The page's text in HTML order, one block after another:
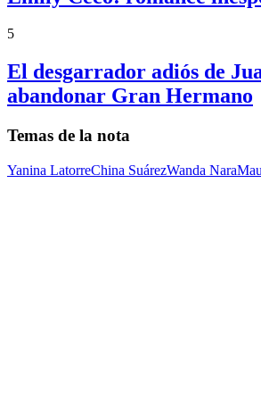
5
El desgarrador adiós de
abandonar Gran Hermano
Temas de la nota
Yanina LatorreChina SuárezWanda Nara